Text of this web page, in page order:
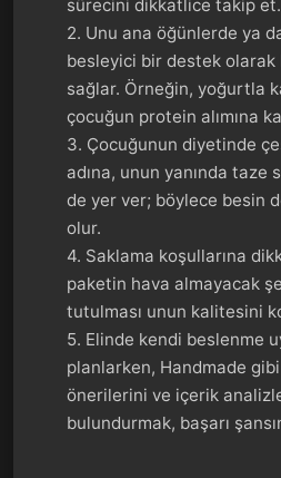
sürecini dikkatlice takip et.
2. Unu ana öğünlerde ya
besleyici bir destek
sağlar. Örneğin, yoğurtla
çocuğun protein alımına
3. Çocuğunun diyetinde
adına, unun yanında taze
de yer ver; böylece besin
olur.
4. Saklama koşullarına
paketin hava almayacak
tutulması unun kalitesini
5. Elinde kendi beslenme
planlarken, Handmade
önerilerini ve içerik
bulundurmak, başarı